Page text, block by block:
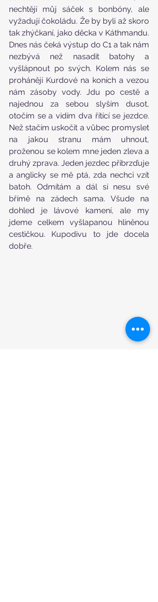
nechtějí můj sáček s bonbóny, ale
vyžadují čokoládu. Že by byli až skoro
tak zhýčkaní, jako děcka v Káthmandu.
Dnes nás čeká výstup do C1 a tak nám
nezbývá než nasadit batohy a
vyšlápnout po svých. Kolem nás se
prohánějí Kurdové na koních a vezou
nám zásoby vody. Jdu po cestě a
najednou za sebou slyším dusot,
otočím se a vidím dva řítící se jezdce.
Než stačím uskočit a vůbec promyslet
na jakou stranu mám uhnout,
proženou se kolem mne jeden zleva a
druhý zprava. Jeden jezdec přibrzďuje
a anglicky se mě ptá, zda nechci vzít
batoh. Odmítám a dál si nesu své
břímě na zádech sama. Všude na
dohled je lávové kamení, ale my
jdeme celkem vyšlapanou hliněnou
cestičkou. Kupodivu to jde docela
dobře.